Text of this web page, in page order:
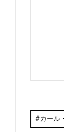
カール